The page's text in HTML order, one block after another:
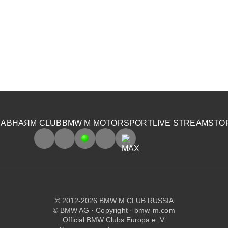
M CLUB BMW M MOTORSPORTLIVE STREAM
© 2012-2026 BMW M CLUB RUSSIA
© BMW AG ·Copyright · bmw-m.com
Official BMW Clubs Europa e. V.